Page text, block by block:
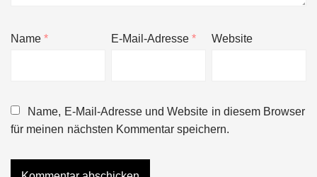
Name* E-Mail-Adresse* Website
Name, E-Mail-Adresse und Website in diesem Browser
für meinen nächsten Kommentar speichern.